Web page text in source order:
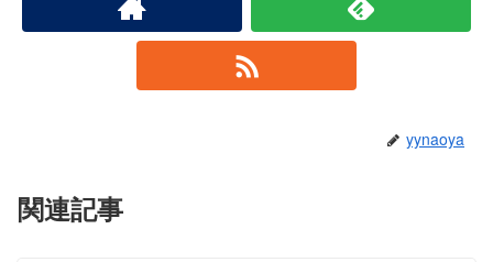
yynaoya
関連記事